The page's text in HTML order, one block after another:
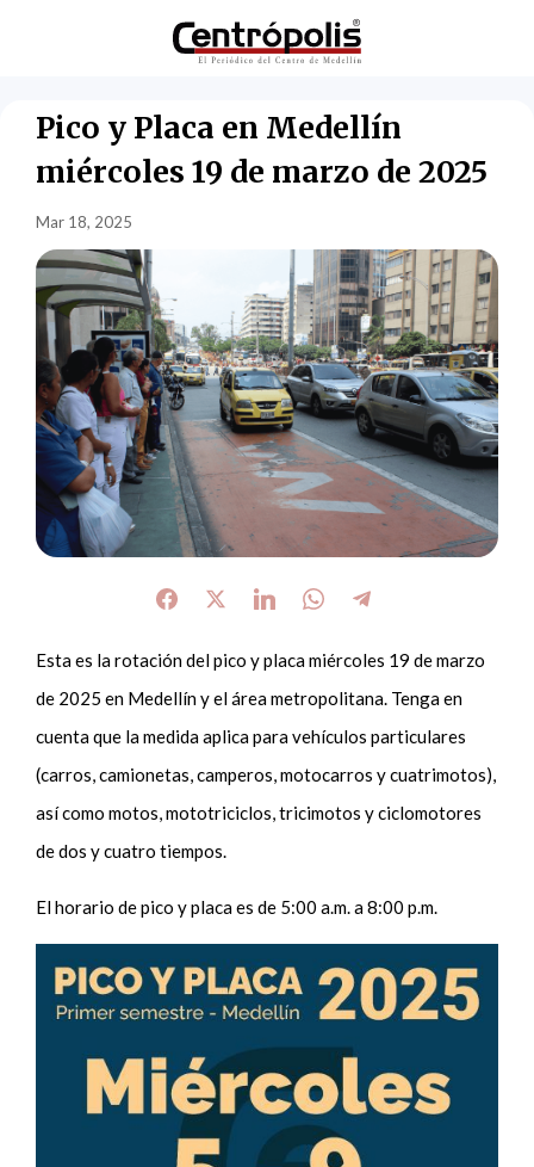
Pico y Placa en Medellín
miércoles 19 de marzo de 2025
Mar 18, 2025
Esta es la rotación del pico y placa miércoles 19 de marzo
de 2025 en Medellín y el área metropolitana. Tenga en
cuenta que la medida aplica para vehículos particulares
(carros, camionetas, camperos, motocarros y cuatrimotos),
así como motos, mototriciclos, tricimotos y ciclomotores
de dos y cuatro tiempos.
El horario de pico y placa es de 5:00 a.m. a 8:00 p.m.